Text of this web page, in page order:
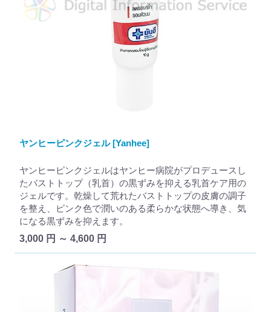
ヤンヒーピンクジェル [Yanhee]
ヤンヒーピンクジェルはヤンヒー病院がプロデュースし
たバストトップ（乳首）の黒ずみを抑える乳首ケア用の
ジェルです。乾燥して荒れたバストトップの皮膚の調子
を整え、ピンク色で潤いのある柔らかな状態へ導き、気
になる黒ずみを抑えます。
3,000 円 ～ 4,600 円